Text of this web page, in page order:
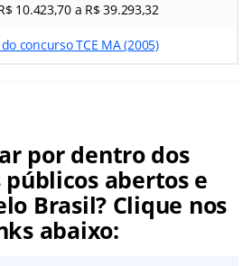
10.423,70 a R$ 39.293,32
concurso TCE MA (2005)
por dentro dos
públicos abertos e
Brasil? Clique nos
abaixo: